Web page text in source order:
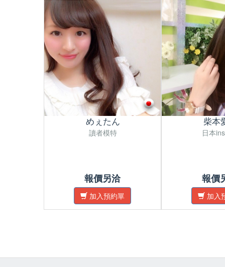
めぇたん
讀者模特
報價另洽
加入預約單
柴本
日本
報價
加入